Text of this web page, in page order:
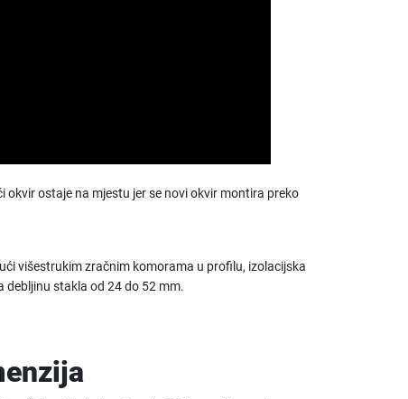
okvir ostaje na mjestu jer se novi okvir montira preko
višestrukim zračnim komorama u profilu, izolacijska
debljinu stakla od 24 do 52 mm.